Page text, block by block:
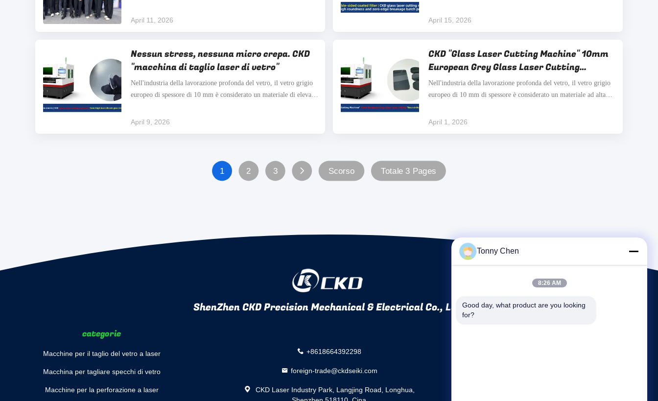
2026.La portata di questa mostra ha raggiunto un nuovo livello.,
April 11, 2026
nella regolazione dello spettroSe durante la lavorazione si
April 15, 2026
Nessun stress, nessuna micro crepa. CKD
"macchina di taglio laser di vetro"
Nell'industria della lavorazione profonda del vetro, il vetro grigio
europeo di spessore di 10 mm è considerato un materiale di elevata
sollecitazioni.Un leggero sforzo irregolare durante la lavorazione
April 9, 2026
CKD "Glass Laser Cutting Machine" 10mm
European Grey Glass Laser Cutting
"Round+Rounded Square" (macchina per il
taglio laser del vetro)
Nell'industria della lavorazione profonda del vetro, il vetro grigio
europeo di 10 mm di spessore è considerato un materiale ad alta
Leggeri stress non uniformi durante la lavorazione possono
April 1, 2026
1 2 3 Scorso Totale 3 Pages
ShenZhen CKD Precision Mechanical & Electrical Co., Ltd.
categorie
Macchine per il taglio del vetro a laser
Macchina per tagliare specchi di vetro
Macchine per la perforazione a laser
+8618664392298
foreign-trade@ckdseiki.com
CKD Laser Industry Park, Langjing Road, Longhua,
Tonny Chen
8:26 AM
Good day, what product are you looking
for?